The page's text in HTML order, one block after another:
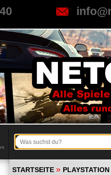
STARTSEITE » PLAYSTATION